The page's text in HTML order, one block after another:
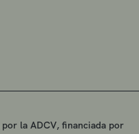
la ADCV, financiada por